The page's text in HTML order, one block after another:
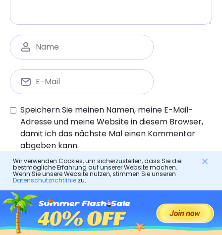
Speichern Sie meinen Namen, meine E-Mail-
Adresse und meine Website in diesem Browser,
damit ich das nächste Mal einen Kommentar
abgeben kann.
Elterliche Kontrolle
Wir verwenden Cookies, um sicherzustellen, dass Sie die
bestmögliche Erfahrung auf unserer Website machen.
Wenn Sie unsere Website nutzen, stimmen Sie unseren
Datenschutzrichtliniezu.